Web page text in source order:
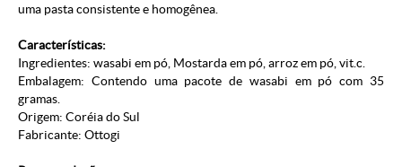
uma pasta consistente e homogênea.
Características:
Ingredientes: wasabi em pó, Mostarda em pó, arroz em pó, vit.c.
Embalagem: Contendo uma pacote de wasabi em pó com 35
gramas.
Origem: Coréia do Sul
Fabricante: Ottogi